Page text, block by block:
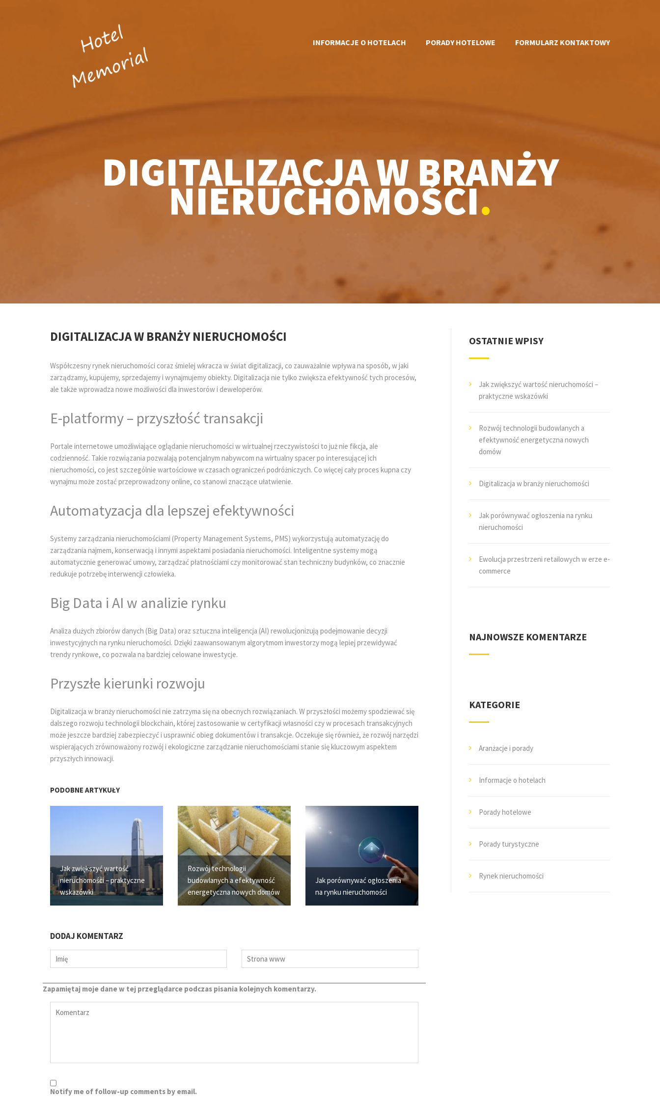
INFORMACJE O HOTELACH PORADY HOTELOWE FORMULARZ KONTAKTOWY
DIGITALIZACJA W BRANŻY
NIERUCHOMOŚCI.
DIGITALIZACJA W BRANŻY NIERUCHOMOŚCI
Współczesny rynek nieruchomości coraz śmielej wkracza w świat digitalizacji, co zauważalnie wpływa na sposób, w jaki
zarządzamy, kupujemy, sprzedajemy i wynajmujemy obiekty. Digitalizacja nie tylko zwiększa efektywność tych procesów,
ale także wprowadza nowe możliwości dla inwestorów i deweloperów.
E-platformy – przyszłość transakcji
Portale internetowe umożliwiające oglądanie nieruchomości w wirtualnej rzeczywistości to już nie fikcja, ale
codzienność. Takie rozwiązania pozwalają potencjalnym nabywcom na wirtualny spacer po interesującej ich
nieruchomości, co jest szczególnie wartościowe w czasach ograniczeń podróżniczych. Co więcej cały proces kupna czy
wynajmu może zostać przeprowadzony online, co stanowi znaczące ułatwienie.
Automatyzacja dla lepszej efektywności
Systemy zarządzania nieruchomościami (Property Management Systems, PMS) wykorzystują automatyzację do
zarządzania najmem, konserwacją i innymi aspektami posiadania nieruchomości. Inteligentne systemy mogą
automatycznie generować umowy, zarządzać płatnościami czy monitorować stan techniczny budynków, co znacznie
redukuje potrzebę interwencji człowieka.
Big Data i AI w analizie rynku
Analiza dużych zbiorów danych (Big Data) oraz sztuczna inteligencja (AI) rewolucjonizują podejmowanie decyzji
inwestycyjnych na rynku nieruchomości. Dzięki zaawansowanym algorytmom inwestorzy mogą lepiej przewidywać
trendy rynkowe, co pozwala na bardziej celowane inwestycje.
Przyszłe kierunki rozwoju
Digitalizacja w branży nieruchomości nie zatrzyma się na obecnych rozwiązaniach. W przyszłości możemy spodziewać się
dalszego rozwoju technologii blockchain, której zastosowanie w certyfikacji własności czy w procesach transakcyjnych
może jeszcze bardziej zabezpieczyć i usprawnić obieg dokumentów i transakcje. Oczekuje się również, że rozwój narzędzi
wspierających zrównoważony rozwój i ekologiczne zarządzanie nieruchomościami stanie się kluczowym aspektem
przyszłych innowacji.
PODOBNE ARTYKUŁY
Jak zwiększyć wartość
nieruchomości – praktyczne
wskazówki
Rozwój technologii
budowlanych a efektywność
energetyczna nowych domów
Jak porównywać ogłoszenia
na rynku nieruchomości
DODAJ KOMENTARZ
Zapamiętaj moje dane w tej przeglądarce podczas pisania kolejnych komentarzy.
Notify me of follow-up comments by email.
OSTATNIE WPISY
Jak zwiększyć wartość nieruchomości –
praktyczne wskazówki
Rozwój technologii budowlanych a
efektywność energetyczna nowych
domów
Digitalizacja w branży nieruchomości
Jak porównywać ogłoszenia na rynku
nieruchomości
Ewolucja przestrzeni retailowych w erze e-
commerce
NAJNOWSZE KOMENTARZE
KATEGORIE
Aranżacje i porady
Informacje o hotelach
Porady hotelowe
Porady turystyczne
Rynek nieruchomości